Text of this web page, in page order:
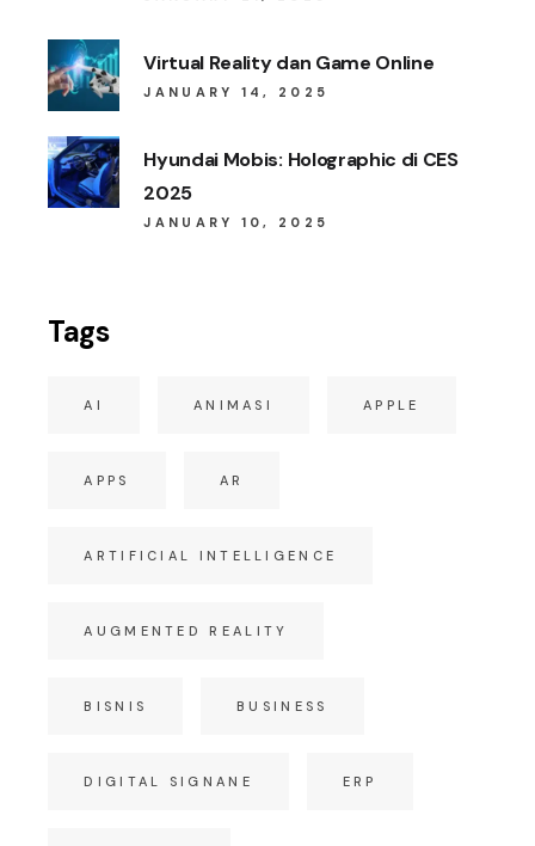
Virtual Reality dan Game Online
JANUARY 14, 2025
Hyundai Mobis: Holographic di CES
2025
JANUARY 10, 2025
Tags
AI ANIMASI APPLE
APPS AR
ARTIFICIAL INTELLIGENCE
AUGMENTED REALITY
BISNIS BUSINESS
DIGITAL SIGNANE ERP